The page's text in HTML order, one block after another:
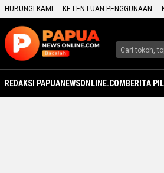
HUBUNGI KAMI KETENTUAN PENGGUNAAN
REDAKSI PAPUANEWSONLINE.COMBERITA